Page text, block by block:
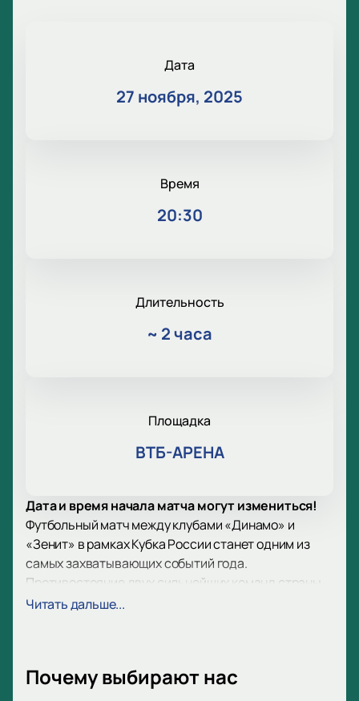
Дата
27 ноября, 2025
Время
20:30
Длительность
~ 2 часа
Площадка
ВТБ-АРЕНА
Дата и время начала матча могут измениться!
Футбольный матч между клубами «Динамо» и
«Зенит» в рамках Кубка России станет одним из
самых захватывающих событий года.
Противостояние двух сильнейших команд страны
всегда привлекает огромное внимание
этап турнира.
Читать дальше...
Почему выбирают нас